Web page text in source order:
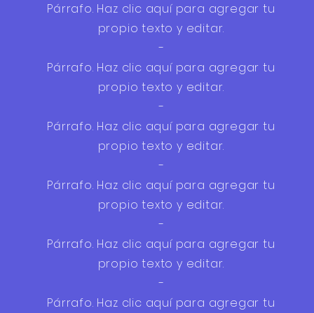
Párrafo. Haz clic aquí para agregar tu
propio texto y editar.
-
Párrafo. Haz clic aquí para agregar tu
propio texto y editar.
-
Párrafo. Haz clic aquí para agregar tu
propio texto y editar.
-
Párrafo. Haz clic aquí para agregar tu
propio texto y editar.
-
Párrafo. Haz clic aquí para agregar tu
propio texto y editar.
-
Párrafo. Haz clic aquí para agregar tu